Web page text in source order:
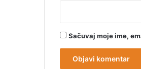
Sačuvaj moje ime,